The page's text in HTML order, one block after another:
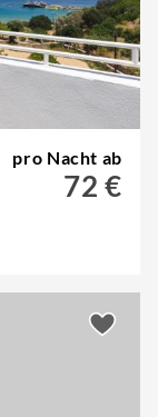
pro Nacht ab
72 €